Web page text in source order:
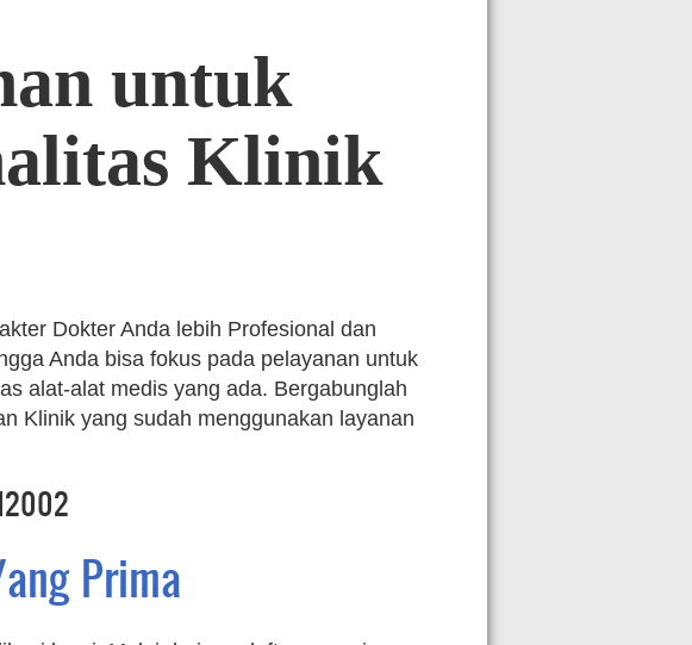
untuk
Klinik
Dokter Anda lebih Profesional dan
Anda bisa fokus pada pelayanan untuk
alat-alat medis yang ada. Bergabunglah
Klinik yang sudah menggunakan layanan
Prima